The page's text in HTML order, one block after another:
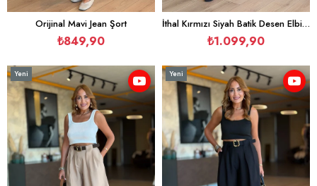
Orijinal Mavi Jean Şort
₺849,90
İthal Kırmızı Siyah Batik Desen Elbise
₺1.099,90
Yeni
Ürün
Yeni
Ürün